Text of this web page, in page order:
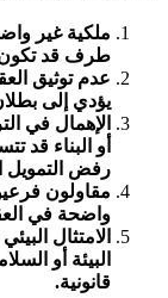
ملكية غير
طرف قد تكون
عدم توثيق
يؤدي إلى
الإهمال في
أو البناء
رفض التمويل
مقاولون
واضحة في
الامتثال
البيئة أو
قانونية.